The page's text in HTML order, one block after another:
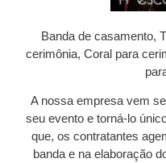
Banda de casamento,
cerimônia, Coral para
A nossa empresa vem
seu evento e torná-lo
que, os contratantes
banda e na elaboração